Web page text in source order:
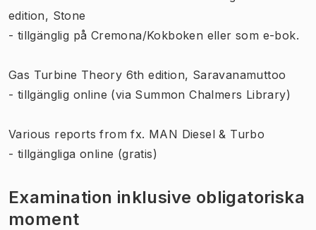
edition, Stone
- tillgänglig på Cremona/Kokboken eller som e-bok.
Gas Turbine Theory 6th edition, Saravanamuttoo
- tillgänglig online (via Summon Chalmers Library)
Various reports from fx. MAN Diesel & Turbo
- tillgängliga online (gratis)
Examination inklusive obligatoriska
moment